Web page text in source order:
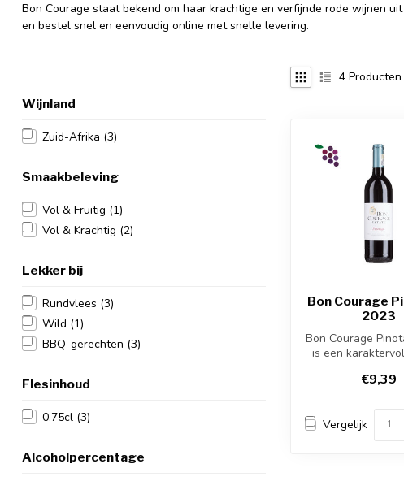
Bon Courage staat bekend om haar krachtige en verfijnde rode wijnen
en bestel snel en eenvoudig online met snelle levering.
Wijnland
Zuid-Afrika (3)
Smaakbeleving
Vol & Fruitig (1)
Vol & Krachtig (2)
Lekker bij
Rundvlees (3)
Wild (1)
BBQ-gerechten (3)
Flesinhoud
0.75cl (3)
Alcoholpercentage
4 Producten
Bon Courage
2023
Bon Courage
is een
Rob...
€9,39
Vergelijk